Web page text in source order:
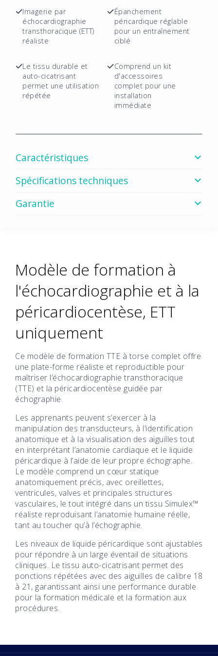
l'échocardiographie
ETT
uniquement
Imagerie par
échocardiographie
transthoracique (ETT)
réaliste
Épanchement
péricardique réglable
pour un entraînement
ciblé
Le tissu durable et
auto-cicatrisant
permet une utilisation
répétée
Comprend un kit
d'accessoires
complet pour une
installation
immédiate
Caractéristiques
Spécifications techniques
Garantie
Modèle de formation à
l'échocardiographie et à la
péricardiocentèse, ETT
uniquement
Ce modèle de formation TTE à torse complet offre
une plate-forme réaliste et reproductible pour
maîtriser l’échocardiographie transthoracique
(TTE) et la péricardiocentèse guidée par
échographie.
Les apprenants peuvent s’exercer à la
manipulation des transducteurs, à l’identification
anatomique et à la visualisation des aiguilles tout
en interprétant l’anatomie cardiaque et le liquide
péricardique à l’aide de leur propre échographe.
Le modèle comprend un cœur statique
anatomiquement précis, avec oreillettes,
ventricules, valves et principales structures
vasculaires, le tout intégré dans un tissu Simulex™
réaliste reproduisant l’anatomie humaine réelle,
tant au toucher qu’à l’échographie.
Les niveaux de liquide péricardique sont ajustables
pour répondre à un large éventail de situations
cliniques. Le tissu auto-cicatrisant permet des
ponctions répétées avec des aiguilles de calibre 18
à 21, garantissant ainsi une performance durable
pour la formation médicale et la formation aux
procédures.